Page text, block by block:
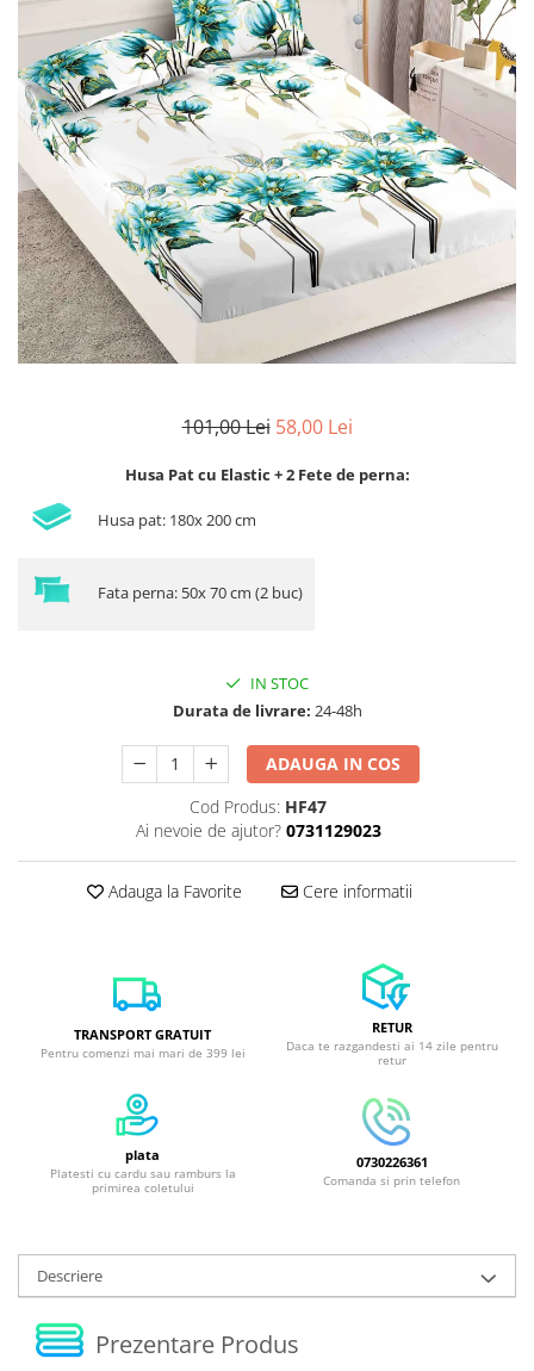
Lenjerii de pat Bumbac 100%
Lenjerii de pat Cocolino
Lenjerii de pat Finet + 2 Draperii
Lenjerii de pat Saten 4 piese cu
elastic
101,00 Lei 58,00 Lei
Husa Pat cu Elastic + 2 Fete de perna:
Husa pat: 180x 200 cm
Fata perna: 50x 70 cm (2 buc)
IN STOC
Durata de livrare: 24-48h
ADAUGA IN COS
Cod Produs: HF47
Ai nevoie de ajutor? 0731129023
Adauga la Favorite Cere informatii
TRANSPORT GRATUIT
Pentru comenzi mai mari de 399 lei
RETUR
Daca te razgandesti ai 14 zile pentru
retur
plata
Platesti cu cardu sau ramburs la
primirea coletului
0730226361
Comanda si prin telefon
Descriere
Prezentare Produs